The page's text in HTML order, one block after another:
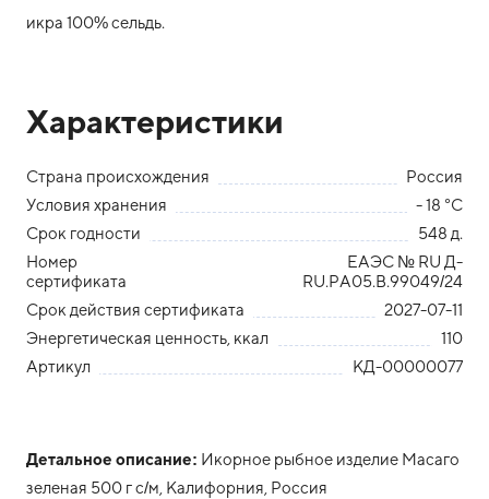
икра 100% сельдь.
Характеристики
Страна происхождения
Россия
Условия хранения
- 18 °С
Срок годности
548 д.
Номер
сертификата
ЕАЭС № RU Д-
RU.PA05.B.99049/24
Срок действия сертификата
2027-07-11
Энергетическая ценность, ккал
110
Артикул
КД-00000077
Детальное описание: Икорное рыбное изделие Масаго
зеленая 500 г с/м, Калифорния, Россия